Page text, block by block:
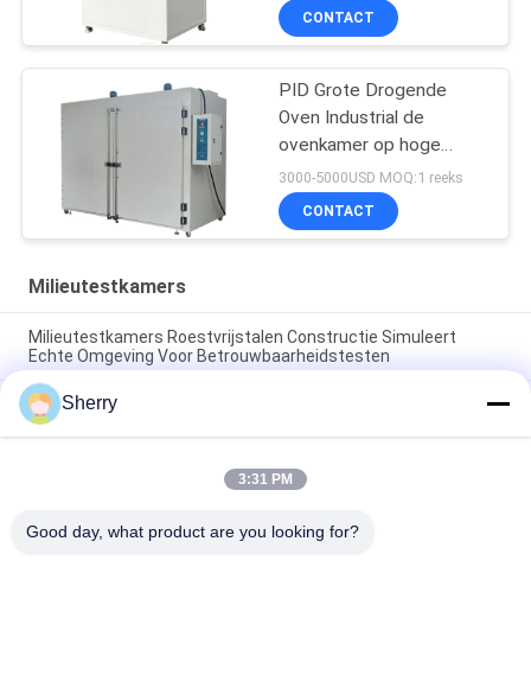
CONTACT
PID Grote Drogende
Oven Industrial de
ovenkamer op hoge
temperatuur van
seconde SUS304
3000-5000USD MOQ:1 reeks
CONTACT
Milieutestkamers
Milieutestkamers Roestvrijstalen Constructie Simuleert
Echte Omgeving Voor Betrouwbaarheidstesten
Klimaatgecontroleerde testkamers Temperatuuruniformiteit
±1°C Aanpasbaar Beschikbaar
Omgevingstestkamers Breed temperatuurbereik
-70°C~+180°C Hoge nauwkeurigheid voor
Sherry
3:31 PM
Good day, what product are you looking for?